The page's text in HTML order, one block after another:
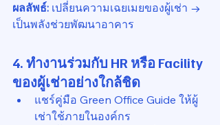
ผลลัพธ์: เปลี่ยนความเฉยเมยของผู้เช่า →
เป็นพลังช่วยพัฒนาอาคาร
4. ทำงานร่วมกับ HR หรือ Facility
ของผู้เช่าอย่างใกล้ชิด
แชร์คู่มือ Green Office Guide ให้ผู้
เช่าใช้ภายในองค์กร